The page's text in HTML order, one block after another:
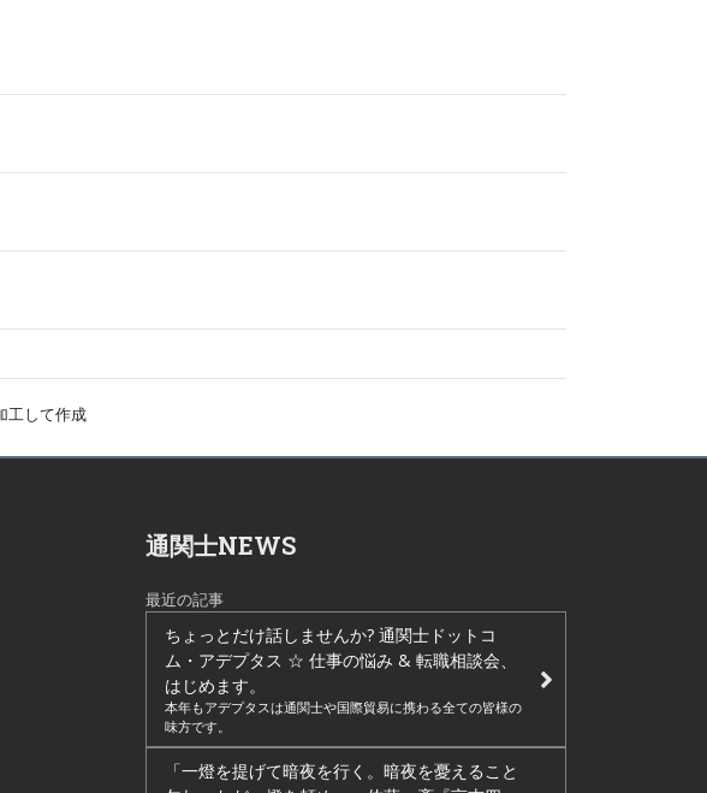
工して作成
通関士NEWS
最近の記事
ちょっとだけ話しませんか? 通関士ドットコ
ム・アデプタス ☆ 仕事の悩み & 転職相談会、
はじめます。
本年もアデプタスは通関士や国際貿易に携わる全ての皆様の
味方です。
「一燈を提げて暗夜を行く。暗夜を憂えること